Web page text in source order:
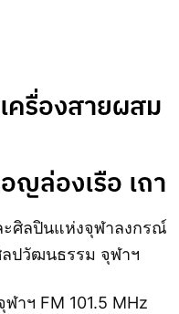
ครื่องสายผสม
ญล่องเรือ เถา
ศิลปินแห่งจุฬาลงกรณ์
ปวัฒนธรรม จุฬาฯ
าฯ FM 101.5 MHz